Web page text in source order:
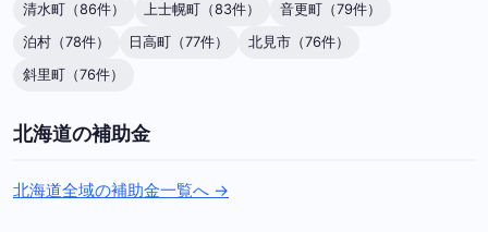
清水町（86件）
上士幌町（83件）
音更町（79件）
泊村（78件）
日高町（77件）
北見市（76件）
斜里町（76件）
北海道の補助金
北海道全域の補助金一覧へ →